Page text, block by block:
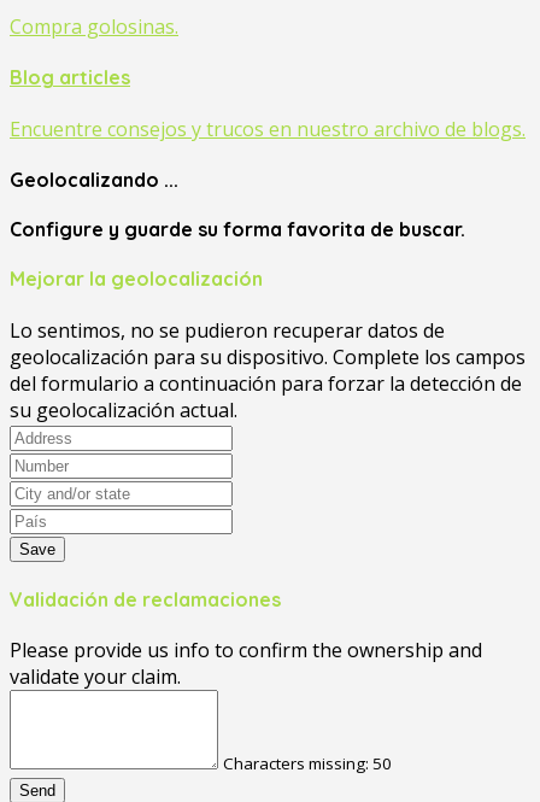
Compra golosinas.
Blog articles
Encuentre consejos y trucos en nuestro archivo de blogs.
Geolocalizando ...
Configure y guarde su forma favorita de buscar.
Mejorar la geolocalización
Lo sentimos, no se pudieron recuperar datos de
geolocalización para su dispositivo. Complete los campos
del formulario a continuación para forzar la detección de
su geolocalización actual.
Save
Validación de reclamaciones
Please provide us info to confirm the ownership and
validate your claim.
Characters missing: 50
Send